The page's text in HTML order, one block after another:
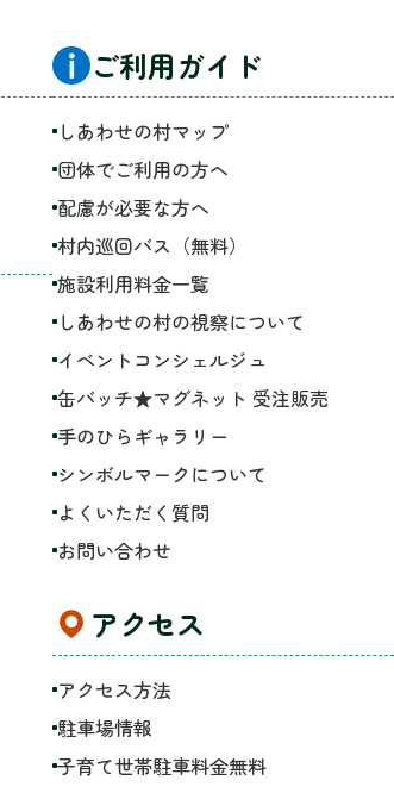
ご利用ガイド
しあわせの村マップ
団体でご利用の方へ
配慮が必要な方へ
村内巡回バス（無料）
施設利用料金一覧
しあわせの村の視察について
イベントコンシェルジュ
缶バッチ★マグネット 受注販売
手のひらギャラリー
シンボルマークについて
よくいただく質問
お問い合わせ
アクセス
アクセス方法
駐車場情報
子育て世帯駐車料金無料